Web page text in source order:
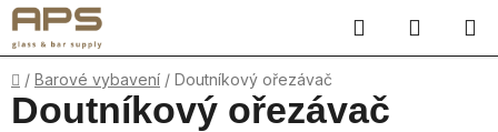
Přejít
na
obsah
Hledat
KOŠÍK
Domů
/ Barové vybavení / Doutníkový ořezávač
Doutníkový ořezávač